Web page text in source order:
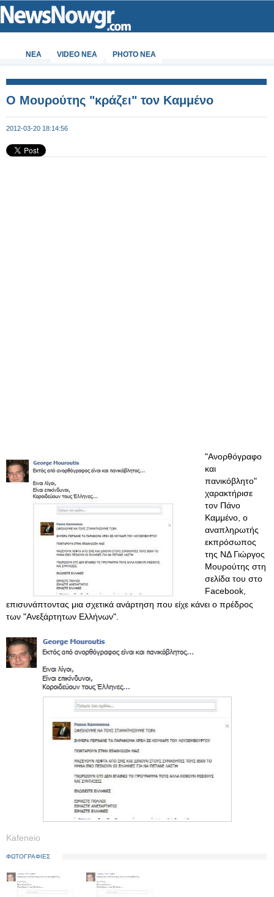
ΝΕΑ VIDEO NEA PHOTO NEA
Ο Μουρούτης "κράζει" τον Καμμένο
2012-03-20 18:14:56
"Ανορθόγραφο
και
πανικόβλητο"
χαρακτήρισε
τον Πάνο
Καμμένο, ο
αναπληρωτής
εκπρόσωπος
της ΝΔ Γιώργος
Μουρούτης στη
σελίδα του στο
Facebook,
επισυνάπτοντας μια σχετικά ανάρτηση που είχε κάνει ο πρέδρος
των "Ανεξάρτητων Ελλήνων".
Kafeneio
ΦΩΤΟΓΡΑΦΙΕΣ